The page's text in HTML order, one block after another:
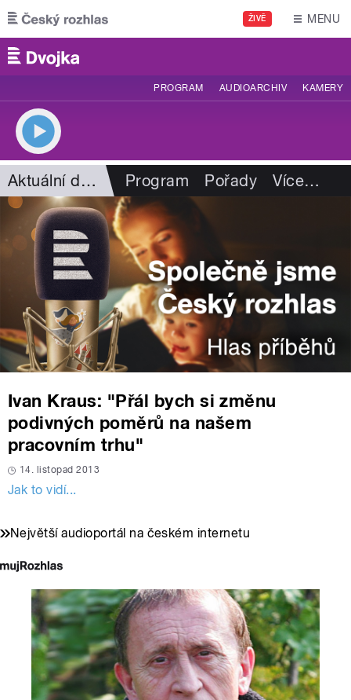
Přejít k hlavnímu obsahu
ŽIVĚ MENU
PROGRAM AUDIOARCHIV KAMERY
Aktuální dění Program Pořady Více…
Ivan Kraus: "Přál bych si změnu
podivných poměrů na našem
pracovním trhu"
14. listopad 2013
Jak to vidí...
Největší audioportál na českém internetu